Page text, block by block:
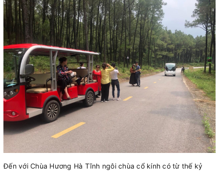
Đến với Chùa Hương Hà Tĩnh ngôi chùa cổ kính có từ thế kỷ